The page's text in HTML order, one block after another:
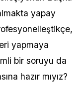
yapay
yapmaya
bir soruyu da
hazır mıyız?